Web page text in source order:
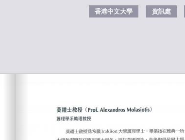
香港中文大學 資訊處